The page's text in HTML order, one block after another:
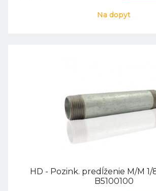
Na dopyt
HD - Pozink. predĺženie M/M 1/
B5100100